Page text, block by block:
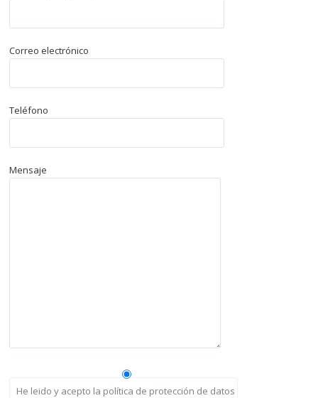
Correo electrónico
Teléfono
Mensaje
He leido y acepto la política de protección de datos